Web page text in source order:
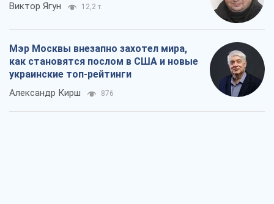
Виктор Ягун 12,2 т.
Мэр Москвы внезапно захотел мира,
как становятся послом в США и новые
украинские топ-рейтинги
Александр Кирш 876